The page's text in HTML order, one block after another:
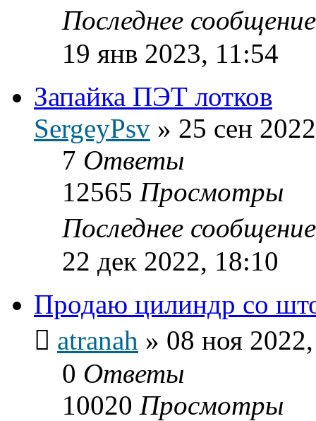
Последнее
19 янв 2023, 11:54
Запайка ПЭТ лотков
SergeyPsv » 25 сен
7 Ответы
12565 Просмотры
Последнее
22 дек 2022, 18:10
Продаю цилиндр со
atranah » 08 ноя
0 Ответы
10020 Просмотры